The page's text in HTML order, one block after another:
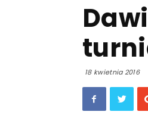
18 kwietnia 2016